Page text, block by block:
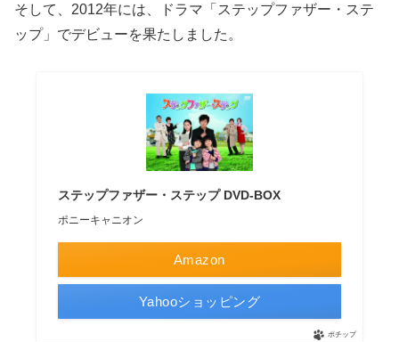
そして、2012年には、ドラマ「ステップファザー・ステ
ップ」でデビューを果たしました。
ステップファザー・ステップ DVD-BOX
ポニーキャニオン
Amazon
Yahooショッピング
ポチップ